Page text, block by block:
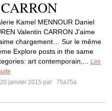
Kamel MENNOUR Daniel
Valentin CARRON J'aime
chargement… Sur le même
Explore posts in the same
art contemporain,...
Lire
janvier 2015 par
75a75a